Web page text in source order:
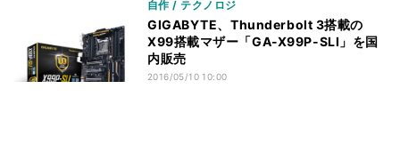
自作 / テクノロジ
GIGABYTE、Thunderbolt 3搭載の
X99搭載マザー「GA-X99P-SLI」を国
内販売
2016/05/10 10:00